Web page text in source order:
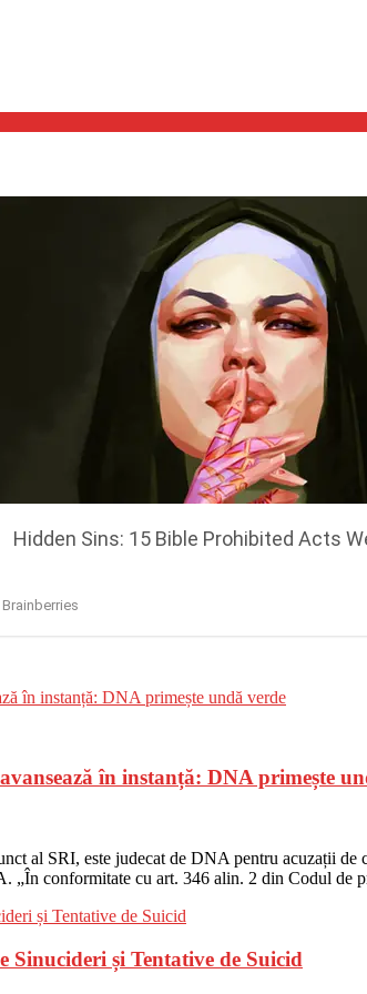
în instanță: DNA primește
al SRI, este judecat de DNA pentru acuzații de
conformitate cu art. 346 alin. 2 din Codul de
Sinucideri și Tentative de Suicid